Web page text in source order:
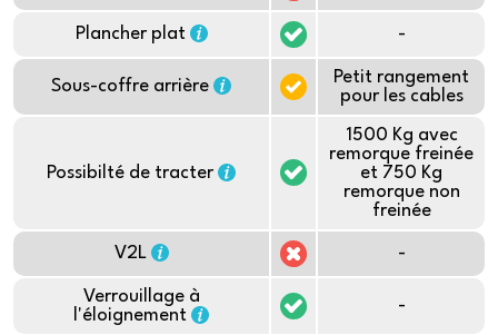
Plancher plat -
Sous-coffre arrière
Petit rangement
pour les cables
Possibilté de tracter
1500 Kg avec
remorque freinée
et 750 Kg
remorque non
freinée
V2L -
Verrouillage à
l'éloignement
-